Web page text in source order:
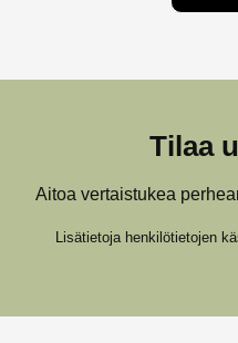
Tilaa
Aitoa vertaistukea
Lisätietoja henkilötietojen